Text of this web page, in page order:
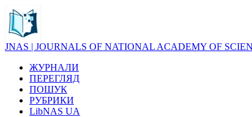
JNAS | JOURNALS OF NATIONAL ACADEMY OF
ЖУРНАЛИ
ПЕРЕГЛЯД
ПОШУК
РУБРИКИ
LibNAS UA